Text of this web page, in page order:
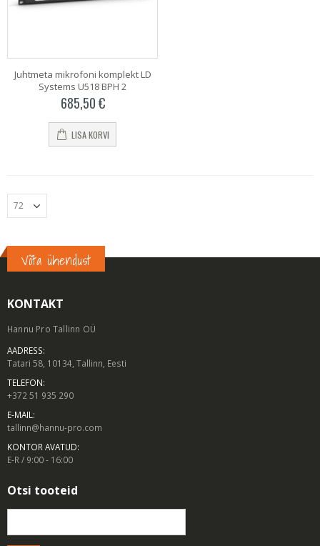
Juhtmeta mikrofoni komplekt LD
Systems U518 BPH 2
685,50€
LISA KORVI
Võta ühendust
KONTAKT
Hannu Pro Tallinn OÜ
AADRESS:
Tatari 58, 10134, Tallinn, Eesti
TELEFON:
+372 51 935 290
E-MAIL:
tallinn@hannu-pro.com
KONTOR AVATUD:
E-R / 9:00 - 16:00
Otsi tooteid